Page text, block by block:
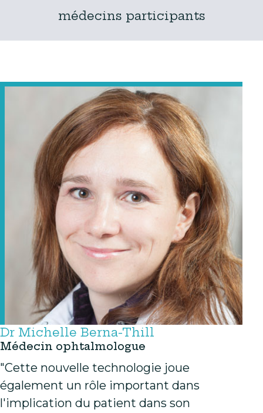
médecins participants
Dr Michelle Berna-Thill
Médecin ophtalmologue
"Cette nouvelle technologie joue
également un rôle important dans
l'implication du patient dans son